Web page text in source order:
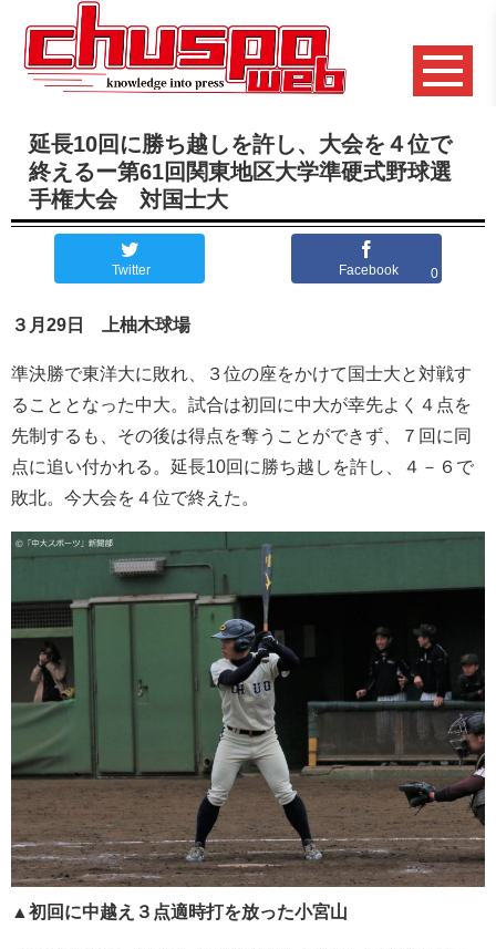
延長10回に勝ち越しを許し、大会を４位で
終えるー第61回関東地区大学準硬式野球選
手権大会 対国士大
Twitter Facebook 0
３月29日 上柚木球場
準決勝で東洋大に敗れ、３位の座をかけて国士大と対戦す
ることとなった中大。試合は初回に中大が幸先よく４点を
先制するも、その後は得点を奪うことができず、７回に同
点に追い付かれる。延長10回に勝ち越しを許し、４－６で
敗北。今大会を４位で終えた。
▲初回に中越え３点適時打を放った小宮山